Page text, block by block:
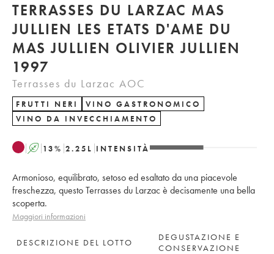
TERRASSES DU LARZAC MAS
JULLIEN LES ETATS D'AME DU
MAS JULLIEN OLIVIER JULLIEN
1997
Terrasses du Larzac AOC
FRUTTI NERI
VINO GASTRONOMICO
VINO DA INVECCHIAMENTO
A 13% 2.25 L INTENSITÀ
Armonioso, equilibrato, setoso ed esaltato da una piacevole
freschezza, questo Terrasses du Larzac è decisamente una bella
scoperta.
Maggiori informazioni
DESCRIZIONE DEL LOTTO
DEGUSTAZIONE E
CONSERVAZIONE